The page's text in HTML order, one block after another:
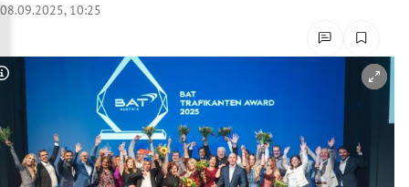
Untermenü
Untermenü
Untermenü
Untermenü
08.09.2025, 10:25
Copyright-Hinweis öffnen/schließen